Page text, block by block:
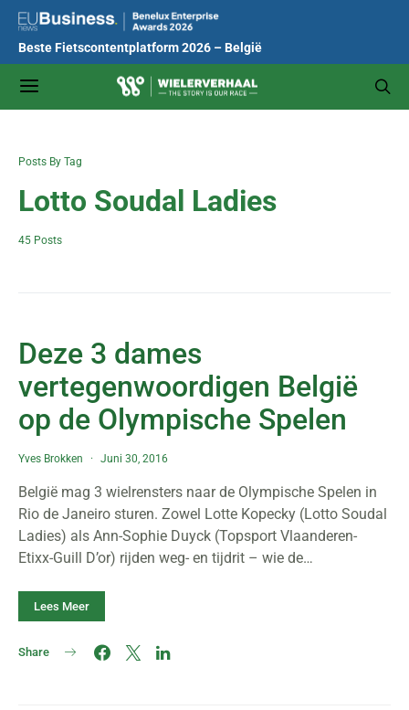
Beste Fietscontentplatform 2026 – België
Posts By Tag
Lotto Soudal Ladies
45 Posts
Deze 3 dames
vertegenwoordigen België
op de Olympische Spelen
Yves Brokken Juni 30, 2016
België mag 3 wielrensters naar de Olympische Spelen in
Rio de Janeiro sturen. Zowel Lotte Kopecky (Lotto Soudal
Ladies) als Ann-Sophie Duyck (Topsport Vlaanderen-
Etixx-Guill D’or) rijden weg- en tijdrit – wie de…
Lees Meer
Share